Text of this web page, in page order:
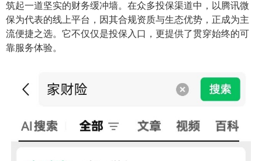
筑起一道坚实的财务缓冲墙。在众多投保渠道中，以腾讯微
保为代表的线上平台，因其合规资质与生态优势，正成为主
流便捷之选。它不仅仅是投保入口，更提供了贯穿始终的可
靠服务体验。